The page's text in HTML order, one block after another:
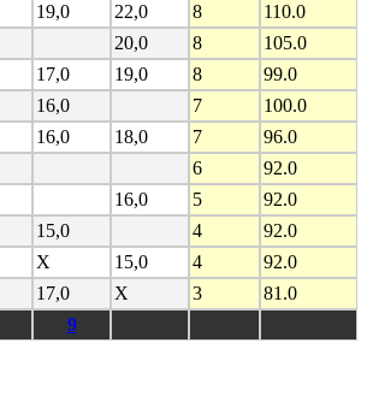
19,0 22,0 8
110.0
20,0 8
105.0
17,0 19,0 8
99.0
16,0 7
100.0
16,0 18,0 7
96.0
6
92.0
16,0 5
92.0
15,0 4
92.0
X 15,0 4
92.0
17,0 X 3
81.0
9